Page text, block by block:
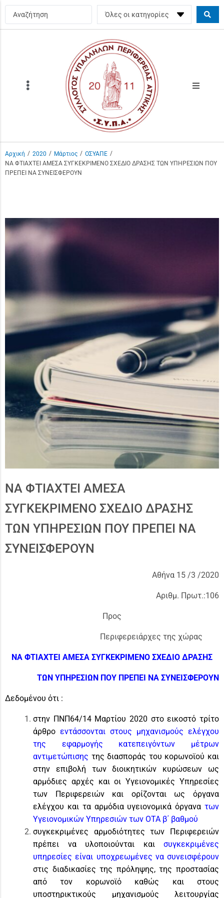
Αρχική / 2020 / Μάρτιος / ΟΣΥΑΠΕ /
ΝΑ ΦΤΙΑΧΤΕΙ ΑΜΕΣΑ ΣΥΓΚΕΚΡΙΜΕΝΟ ΣΧΕΔΙΟ ΔΡΑΣΗΣ ΤΩΝ ΥΠΗΡΕΣΙΩΝ ΠΟΥ
ΠΡΕΠΕΙ ΝΑ ΣΥΝΕΙΣΦΕΡΟΥΝ
ΝΑ ΦΤΙΑΧΤΕΙ ΑΜΕΣΑ
ΣΥΓΚΕΚΡΙΜΕΝΟ ΣΧΕΔΙΟ ΔΡΑΣΗΣ
ΤΩΝ ΥΠΗΡΕΣΙΩΝ ΠΟΥ ΠΡΕΠΕΙ ΝΑ
ΣΥΝΕΙΣΦΕΡΟΥΝ
Αθήνα 15 /3 /2020
Αριθμ. Πρωτ.:106
Προς
Περιφερειάρχες της χώρας
ΝΑ ΦΤΙΑΧΤΕΙ ΑΜΕΣΑ ΣΥΓΚΕΚΡΙΜΕΝΟ ΣΧΕΔΙΟ ΔΡΑΣΗΣ
ΤΩΝ ΥΠΗΡΕΣΙΩΝ ΠΟΥ ΠΡΕΠΕΙ ΝΑ ΣΥΝΕΙΣΦΕΡΟΥΝ
Δεδομένου ότι :
στην ΠΝΠ64/14 Μαρτίου 2020 στο εικοστό τρίτο
άρθρο εντάσσονται στους μηχανισμούς ελέγχου
της εφαρμογής κατεπειγόντων μέτρων
αντιμετώπισης της διασποράς του κορωνοϊού και
στην επιβολή των διοικητικών κυρώσεων ως
αρμόδιες αρχές και οι Υγειονομικές Υπηρεσίες
των Περιφερειών και ορίζονται ως όργανα
ελέγχου και τα αρμόδια υγειονομικά όργανα των
Υγειονομικών Υπηρεσιών των ΟΤΑ β΄ βαθμού
συγκεκριμένες αρμοδιότητες των Περιφερειών
πρέπει να υλοποιούνται και συγκεκριμένες
υπηρεσίες είναι υποχρεωμένες να συνεισφέρουν
στις διαδικασίες της πρόληψης, της προστασίας
από τον κορωνοϊό καθώς και στους
υποστηρικτικούς μηχανισμούς λειτουργίας